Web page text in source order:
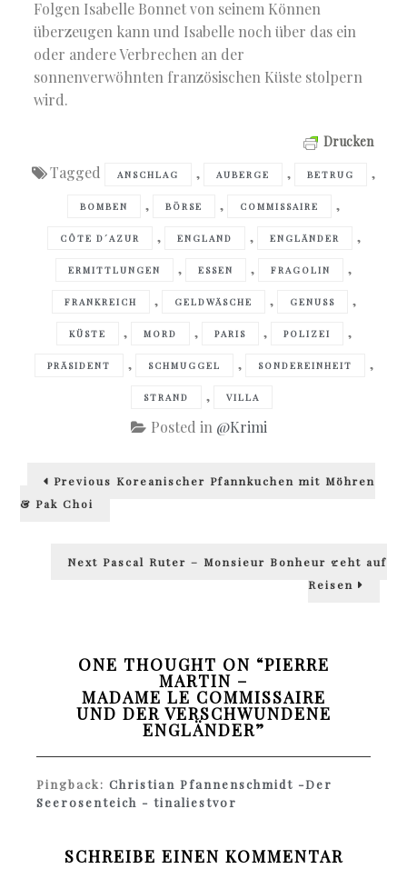
Folgen Isabelle Bonnet von seinem Können
überzeugen kann und Isabelle noch über das ein
oder andere Verbrechen an der
sonnenverwöhnten französischen Küste stolpern
wird.
Drucken
Tagged ANSCHLAG , AUBERGE , BETRUG ,
BOMBEN , BÖRSE , COMMISSAIRE ,
CÔTE D´AZUR , ENGLAND , ENGLÄNDER ,
ERMITTLUNGEN , ESSEN , FRAGOLIN ,
FRANKREICH , GELDWÄSCHE , GENUSS ,
KÜSTE , MORD , PARIS , POLIZEI ,
PRÄSIDENT , SCHMUGGEL , SONDEREINHEIT ,
STRAND , VILLA
Posted in @Krimi
Beitragsnavigation
Previous Previous
Koreanischer Pfannkuchen mit Möhren
& Pak Choi
Next Next
Pascal Ruter – Monsieur Bonheur geht auf
Reisen
ONE THOUGHT ON “PIERRE
MARTIN –
MADAME LE COMMISSAIRE
UND DER VERSCHWUNDENE
ENGLÄNDER”
Pingback:Christian Pfannenschmidt -Der
Seerosenteich - tinaliestvor
SCHREIBE EINEN KOMMENTAR